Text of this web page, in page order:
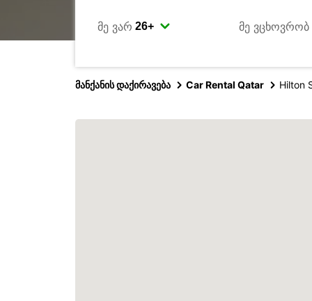
მე ვარ მე ვცხოვრობ
მანქანის დაქირავება Car Rental Qatar Hilton